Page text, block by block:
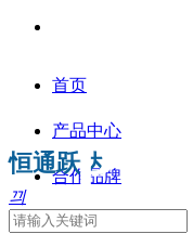
首页
产品中心
合作品牌
解决方案
恒通跃达
끠